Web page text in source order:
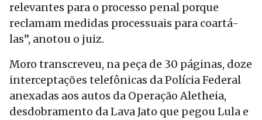
relevantes para o processo penal porque
reclamam medidas processuais para coartá-
las”, anotou o juiz.
Moro transcreveu, na peça de 30 páginas, doze
interceptações telefônicas da Polícia Federal
anexadas aos autos da Operação Aletheia,
desdobramento da Lava Jato que pegou Lula e